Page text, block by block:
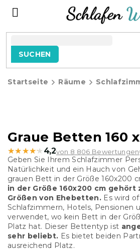
SUCHEN
Startseite Räume
Graue Betten 160
★★★★★
★★★★★ 4,2von 8 806 Bewertungen
Geben Sie Ihrem Schlafzimmer
Natürlichkeit und ein Hauch von
grauen Bett in der Größe 160x200
in der Größe 160x200 cm gehört
Größen von Ehebetten. Es wird
Schlafzimmern, Hotels, Pensionen
verwendet, wo kein Bett in der
Platz hat. Dieser Bettentyp ist
sehr beliebt. Es bietet beiden
ausreichend Platz.